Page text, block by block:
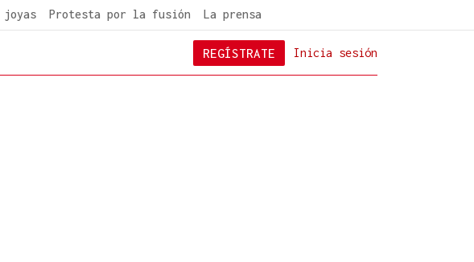
joyas Protesta por la fusión La prensa
Inicia sesión
REGÍSTRATE